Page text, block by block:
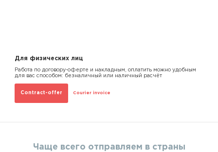
Для физических лиц
Работа по договору-оферте и накладным, оплатить можно удобным
для вас способом: безналичный или наличный расчёт
Contract-offer Courier invoice
Чаще всего отправляем в страны